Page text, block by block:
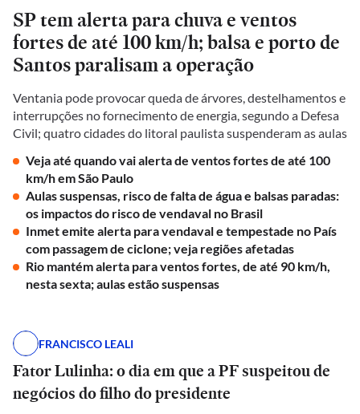
SP tem alerta para chuva e ventos
fortes de até 100 km/h; balsa e porto de
Santos paralisam a operação
Ventania pode provocar queda de árvores, destelhamentos e
interrupções no fornecimento de energia, segundo a Defesa
Civil; quatro cidades do litoral paulista suspenderam as aulas
Veja até quando vai alerta de ventos fortes de até 100
km/h em São Paulo
Aulas suspensas, risco de falta de água e balsas paradas:
os impactos do risco de vendaval no Brasil
Inmet emite alerta para vendaval e tempestade no País
com passagem de ciclone; veja regiões afetadas
Rio mantém alerta para ventos fortes, de até 90 km/h,
nesta sexta; aulas estão suspensas
FRANCISCO LEALI
Fator Lulinha: o dia em que a PF suspeitou de
negócios do filho do presidente